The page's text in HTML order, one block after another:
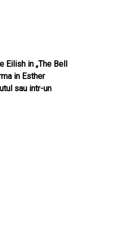
Eilish in „The Bell
in Esther
sau intr-un